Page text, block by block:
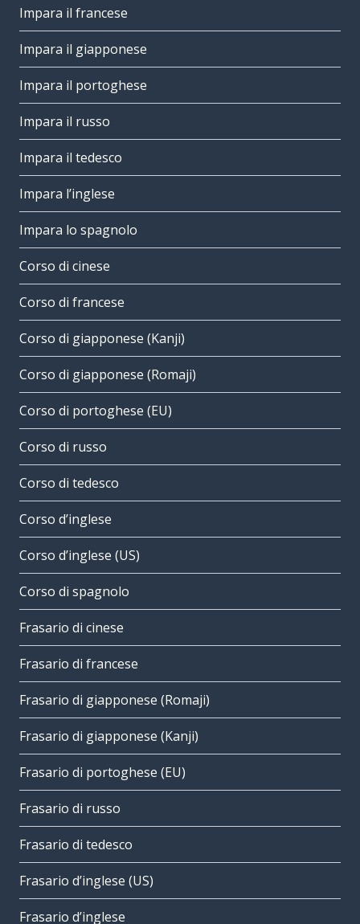
Impara il francese
Impara il giapponese
Impara il portoghese
Impara il russo
Impara il tedesco
Impara l’inglese
Impara lo spagnolo
Corso di cinese
Corso di francese
Corso di giapponese (Kanji)
Corso di giapponese (Romaji)
Corso di portoghese (EU)
Corso di russo
Corso di tedesco
Corso d’inglese
Corso d’inglese (US)
Corso di spagnolo
Frasario di cinese
Frasario di francese
Frasario di giapponese (Romaji)
Frasario di giapponese (Kanji)
Frasario di portoghese (EU)
Frasario di russo
Frasario di tedesco
Frasario d’inglese (US)
Frasario d’inglese